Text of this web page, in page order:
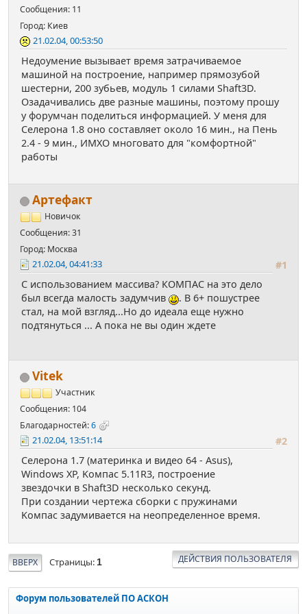
Сообщения: 11
Город: Киев
21.02.04, 00:53:50
Недоумение вызывает время затрачиваемое
машиной на построение, например прямозубой
шестерни, 200 зубьев, модуль 1 силами Shaft3D.
Озадачивались две разные машины, поэтому прошу
у форумчан поделиться информацией. У меня для
Селерона 1.8 оно составляет около 16 мин., на Пень
2.4 - 9 мин., ИМХО многовато для "комфортной"
работы
Артефакт
Новичок
Сообщения: 31
Город: Москва
#1
21.02.04, 04:41:33
С использованием массива? КОМПАС на это дело
был всегда малость задумчив
. В 6+ пошустрее
стал, на мой взгляд...Но до идеала еще нужно
подтянуться ... А пока не вы один ждете
Vitek
Участник
Сообщения: 104
Благодарностей:6
#2
21.02.04, 13:51:14
Селерона 1.7 (материнка и видео 64 - Asus),
Windows XP, Koмпас 5.11R3, построение
звездочки в Shaft3D несколько секунд.
При создании чертежа сборки с пружинами
Koмпас задумивается на неопределенное время.
ВВЕРХ Страницы 1 ДЕЙСТВИЯ ПОЛЬЗОВАТЕЛЯ
Форум пользователей ПО АСКОН